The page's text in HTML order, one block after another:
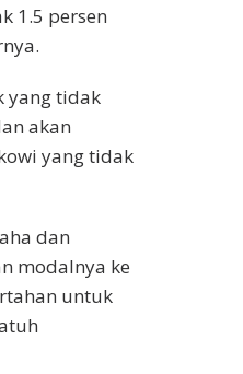
1.5 persen
yang tidak
akan
yang tidak
dan
modalnya ke
untuk